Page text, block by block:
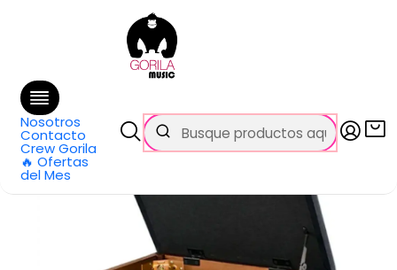
Nosotros
Contacto
Crew Gorila
🔥 Ofertas
del Mes
GRATIS
en Santiago y $99.990 en Regiones
Pianos y teclados
Banqueta para Piano DKB-10 Marron EC6634 DONNER